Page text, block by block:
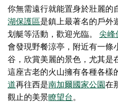
你無需遠行就能置身於壯麗的
湖保護區是鎮上最著名的戶外
划艇等活動，歡迎光臨。 尖峰
會發現野餐涼亭，附近有一條
谷，欣賞美麗的景色，尤其是
這座古老的火山擁有各種各樣
道再往西是南加爾國家公園在
觀止的美景瞭望台。